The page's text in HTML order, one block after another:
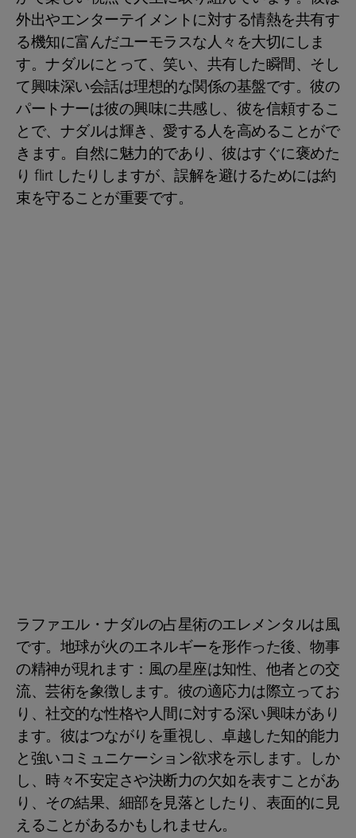
外出やエンターテイメントに対する情熱を共有す
る機知に富んだユーモラスな人々を大切にしま
す。ナダルにとって、笑い、共有した瞬間、そし
て興味深い会話は理想的な関係の基盤です。彼の
パートナーは彼の興味に共感し、彼を信頼するこ
とで、ナダルは輝き、愛する人を高めることがで
きます。自然に魅力的であり、彼はすぐに褒めた
り flirt したりしますが、誤解を避けるためには約
束を守ることが重要です。
ラファエル・ナダルの占星術のエレメンタルは風
です。地球が火のエネルギーを形作った後、物事
の精神が現れます：風の星座は知性、他者との交
流、芸術を象徴します。彼の適応力は際立ってお
り、社交的な性格や人間に対する深い興味があり
ます。彼はつながりを重視し、卓越した知的能力
と強いコミュニケーション欲求を示します。しか
し、時々不安定さや決断力の欠如を表すことがあ
り、その結果、細部を見落としたり、表面的に見
えることがあるかもしれません。